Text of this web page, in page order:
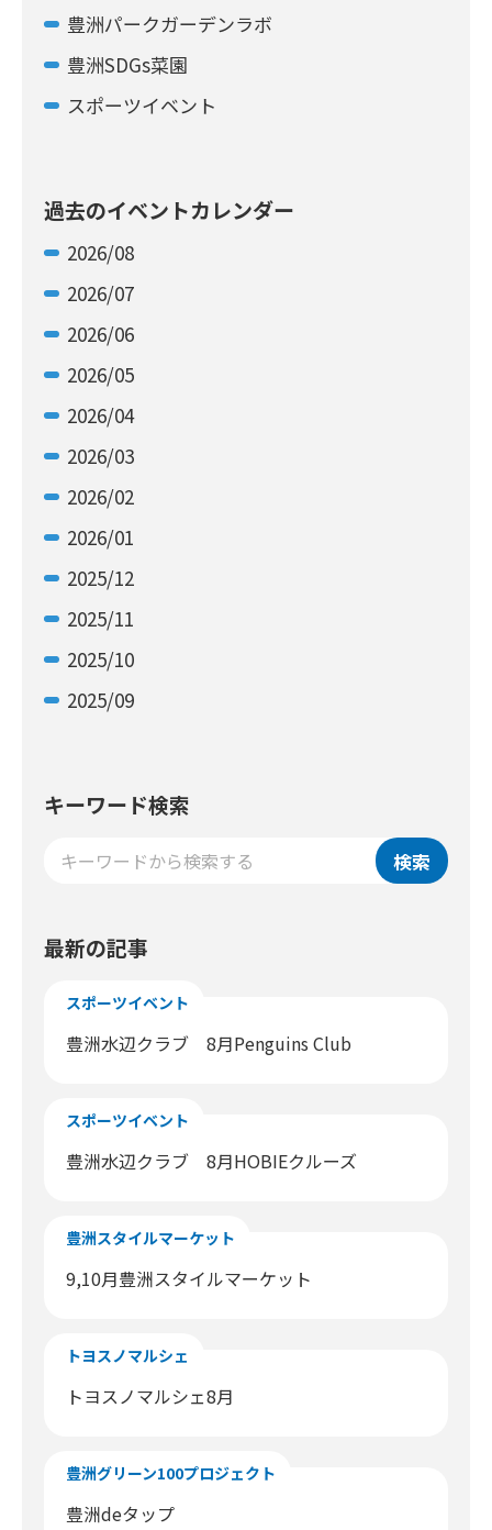
豊洲パークガーデンラボ
豊洲SDGs菜園
スポーツイベント
過去のイベントカレンダー
2026/08
2026/07
2026/06
2026/05
2026/04
2026/03
2026/02
2026/01
2025/12
2025/11
2025/10
2025/09
キーワード検索
検索
最新の記事
スポーツイベント
豊洲水辺クラブ 8月Penguins Club
スポーツイベント
豊洲水辺クラブ 8月HOBIEクルーズ
豊洲スタイルマーケット
9,10月豊洲スタイルマーケット
トヨスノマルシェ
トヨスノマルシェ8月
豊洲グリーン100プロジェクト
豊洲deタップ